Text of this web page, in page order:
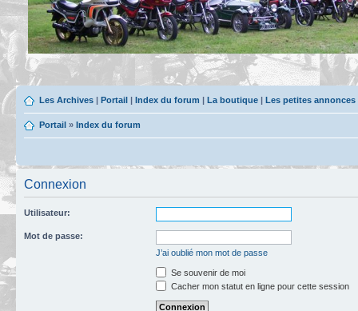
Les Archives | Portail | Index du forum | La boutique | Les petites
Portail » Index du forum
Connexion
Utilisateur:
Mot de passe:
J’ai oublié mon mot de passe
Se souvenir de moi
Cacher mon statut en ligne pour cette session